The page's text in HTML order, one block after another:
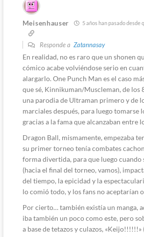
Meisenhauser 5 años han pasado desde
Responde a Zatannasay
En realidad, no es raro que un shonen
cómico acabe volviéndose serio en
alargarlo. One Punch Man es el caso
que sé, Kinnikuman/Muscleman, de los
una parodia de Ultraman primero y de
marciales después, para luego tomarse
gracias a la fama que alcanzaban entre
Dragon Ball, mismamente, empezaba
su primer torneo tenía combates
forma divertida, para que luego cuando
(hacia el final del torneo, vamos),
del tiempo, la epicidad y la
lo comió todo, y los fans no aceptarían
Por cierto… también existía un manga,
iba también un poco como este, pero
a base de tetazos y culazos, «Keijo!!!!!!»